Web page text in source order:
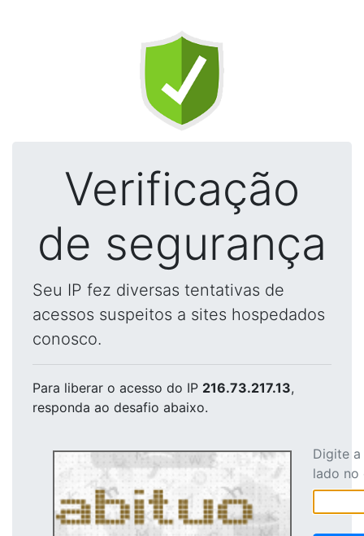
Verificação
de segurança
Seu IP fez diversas tentativas de
acessos suspeitos a sites hospedados
conosco.
Para liberar o acesso do IP 216.73.217.13,
responda ao desafio abaixo.
Digite
lado no